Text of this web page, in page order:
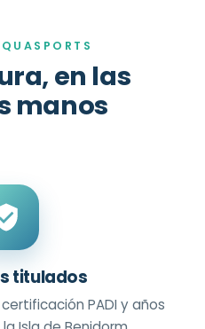
en las
manos
titulados
PADI y años